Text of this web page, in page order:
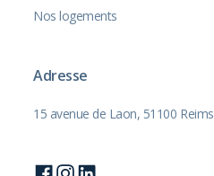
Nos logements
Adresse
15 avenue de Laon, 51100 Reims